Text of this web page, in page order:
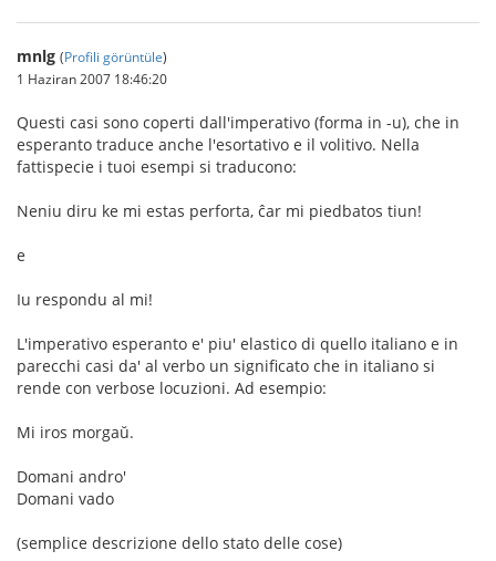
mnlg (Profili görüntüle)
1 Haziran 2007 18:46:20
Questi casi sono coperti dall'imperativo (forma in -u), che in
esperanto traduce anche l'esortativo e il volitivo. Nella
fattispecie i tuoi esempi si traducono:
Neniu diru ke mi estas perforta, ĉar mi piedbatos tiun!
e
Iu respondu al mi!
L'imperativo esperanto e' piu' elastico di quello italiano e in
parecchi casi da' al verbo un significato che in italiano si
rende con verbose locuzioni. Ad esempio:
Mi iros morgaŭ.
Domani andro'
Domani vado
(semplice descrizione dello stato delle cose)